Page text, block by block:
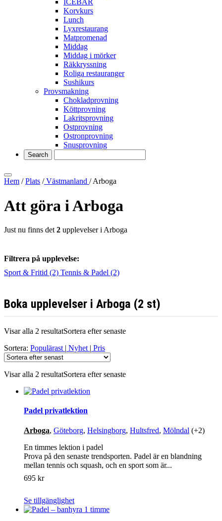
ICEBAR
Korvkurs
Lunch
Lyxrestaurang
Matpromenad
Middag
Middag i mörker
Räkkryssning
Roliga restauranger
Sushikurs
Provsmakning
Chokladprovning
Köttprovning
Lakritsprovning
Ostprovning
Ostronprovning
Snusprovning
Hem /Plats /Västmanland / Arboga
Att göra i Arboga
Just nu finns det 2 upplevelser i Arboga
Filtrera på upplevelse:
Sport & Fritid (2) Tennis & Padel (2)
Boka upplevelser i Arboga (2 st)
Visar alla 2 resultatSortera efter senaste
Sortera: Populärast | Nyhet | Pris
Visar alla 2 resultatSortera efter senaste
Padel privatlektion
Arboga, Göteborg, Helsingborg, Hultsfred, Mölndal (+2)
En timmes lektion i padel
Prova på den senaste trendsporten. Padel är en blandning
mellan tennis och squash, och en sport som är...
695 kr
Se tillgänglighet